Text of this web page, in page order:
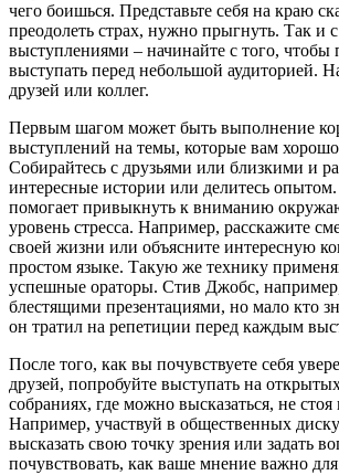
чего боишься. Представьте себя на краю
преодолеть страх, нужно прыгнуть. Так и
выступлениями – начинайте с того, чтобы
выступать перед небольшой аудиторией.
друзей или коллег.
Первым шагом может быть выполнение
выступлений на темы, которые вам
Собирайтесь с друзьями или близкими и
интересные истории или делитесь
помогает привыкнуть к вниманию
уровень стресса. Например, расскажите
своей жизни или объясните интересную
простом языке. Такую же технику
успешные ораторы. Стив Джобс,
блестящими презентациями, но мало кто
он тратил на репетиции перед каждым
После того, как вы почувствуете себя
друзей, попробуйте выступать на
собраниях, где можно высказаться, не стоя
Например, участвуй в общественных
высказать свою точку зрения или задать
почувствовать, как ваше мнение важно